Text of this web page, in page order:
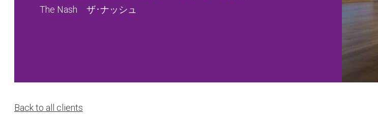
The Nash ザ･ナッシュ
Back to all clients